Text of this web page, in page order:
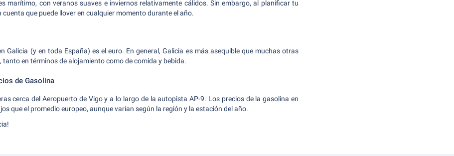
marítimo, con veranos suaves e inviernos relativamente cálidos. Sin embargo, al planificar tu
cuenta que puede llover en cualquier momento durante el año.
Galicia (y en toda España) es el euro. En general, Galicia es más asequible que muchas otras
tanto en términos de alojamiento como de comida y bebida.
de Gasolina
cerca del Aeropuerto de Vigo y a lo largo de la autopista AP-9. Los precios de la gasolina en
que el promedio europeo, aunque varían según la región y la estación del año.